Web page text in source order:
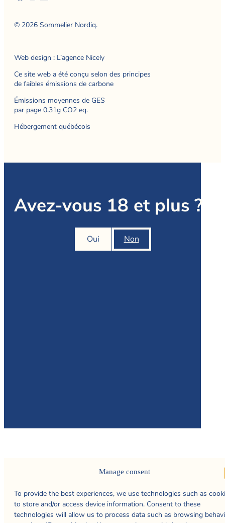
Manage consent
To provide the best experiences, we use technologies such as
to store and/or access device information. Consent to these
technologies will allow us to process data such as browsing
© 2026 Sommelier Nordiq.
Web design : L’agence Nicely
Ce site web a été conçu selon des principes
de faibles émissions de carbone
Émissions moyennes de GES
par page 0.31g CO2 eq.
Hébergement québécois
Avez-vous 18 et plus ?
Oui Non